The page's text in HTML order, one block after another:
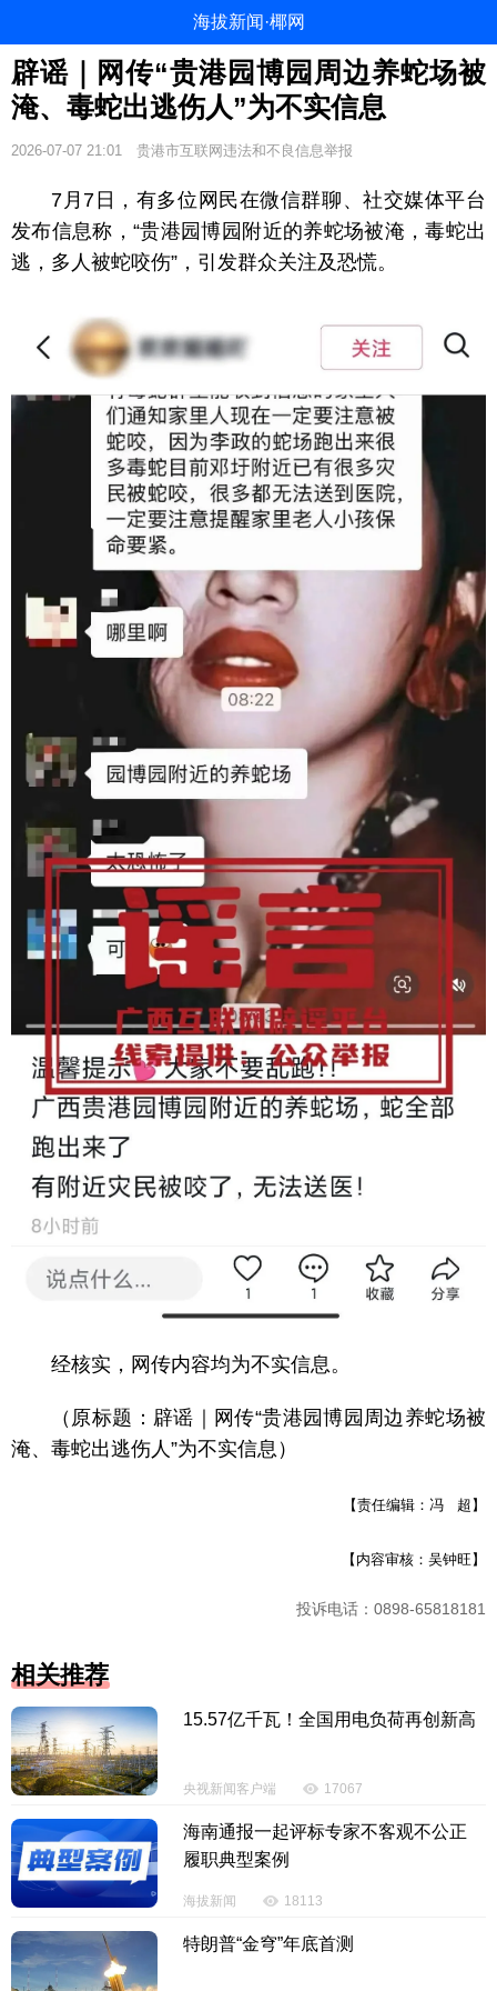
海拔新闻·椰网
辟谣｜网传“贵港园博园周边养蛇场被
淹、毒蛇出逃伤人”为不实信息
2026-07-07 21:01 贵港市互联网违法和不良信息举报
7月7日，有多位网民在微信群聊、社交媒体平台
发布信息称，“贵港园博园附近的养蛇场被淹，毒蛇出
逃，多人被蛇咬伤”，引发群众关注及恐慌。
经核实，网传内容均为不实信息。
（原标题：辟谣｜网传“贵港园博园周边养蛇场被
淹、毒蛇出逃伤人”为不实信息）
【责任编辑：冯 超】
【内容审核：吴钟旺】
投诉电话：0898-65818181
相关推荐
15.57亿千瓦！全国用电负荷再创新高
央视新闻客户端 17067
海南通报一起评标专家不客观不公正
履职典型案例
海拔新闻 18113
特朗普“金穹”年底首测